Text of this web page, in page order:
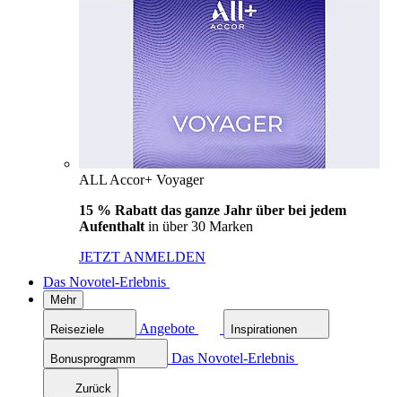
ALL Accor+ Voyager
15 % Rabatt das ganze Jahr über bei jedem
Aufenthalt in über 30 Marken
JETZT ANMELDEN
Das Novotel-Erlebnis
Mehr
Reiseziele Angebote Inspirationen
Bonusprogramm Das Novotel-Erlebnis
Zurück